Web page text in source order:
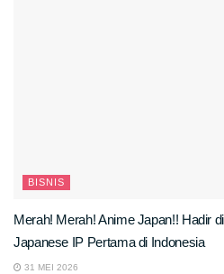
BISNIS
Merah! Merah! Anime Japan!! Hadir
Japanese IP Pertama di Indonesia
31 MEI 2026